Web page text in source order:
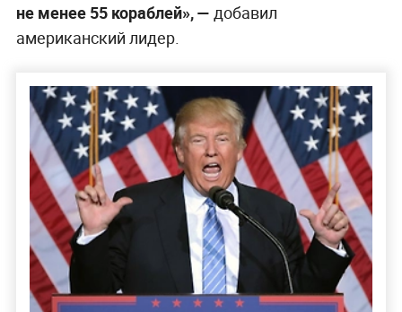
не менее 55 кораблей», — добавил
американский лидер.